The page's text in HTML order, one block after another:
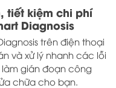
tiết kiệm chi phí
Diagnosis
trên điện thoại
và xử lý nhanh các lỗi
gián đoạn công
chữa cho bạn.